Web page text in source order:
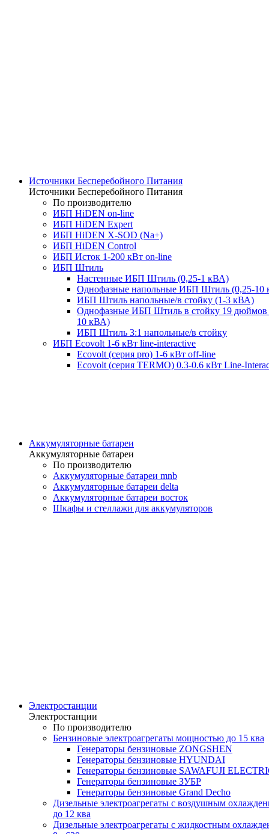
Источники Бесперебойного Питания
Источники Бесперебойного Питания
По производителю
ИБП HiDEN on-line
ИБП HiDEN Expert
ИБП HiDEN X-SOD (Na+)
ИБП HiDEN Control
ИБП Исток 1-200 кВт on-line
ИБП Штиль
Настенные ИБП Штиль (0,25-1 кВА)
Однофазные напольные ИБП Штиль (0,25-10
ИБП Штиль напольные/в стойку (1-3 кВА)
Однофазные ИБП Штиль в стойку 19 дюймов
10 кВА)
ИБП Штиль 3:1 напольные/в стойку
ИБП Ecovolt 1-6 кВт line-interactive
Ecovolt (серия pro) 1-6 кВт off-line
Ecovolt (серия TERMO) 0.3-0.6 кВт Line-
Аккумуляторные батареи
Аккумуляторные батареи
По производителю
Аккумуляторные батареи mnb
Аккумуляторные батареи delta
Аккумуляторные батареи восток
Шкафы и стеллажи для аккумуляторов
Электростанции
Электростанции
По производителю
Бензиновые электроагрегаты мощностью до 15 ква
Генераторы бензиновые ZONGSHEN
Генераторы бензиновые HYUNDAI
Генераторы бензиновые SAWAFUJI
Генераторы бензиновые ЗУБР
Генераторы бензиновые Grand Decho
Дизельные электроагрегаты с воздушным
до 12 ква
Дизельные электроагрегаты с жидкостным